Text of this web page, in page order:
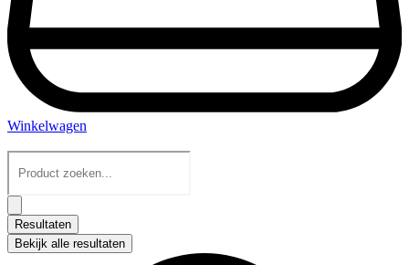
Winkelwagen
Search
Resultaten
Bekijk alle resultaten